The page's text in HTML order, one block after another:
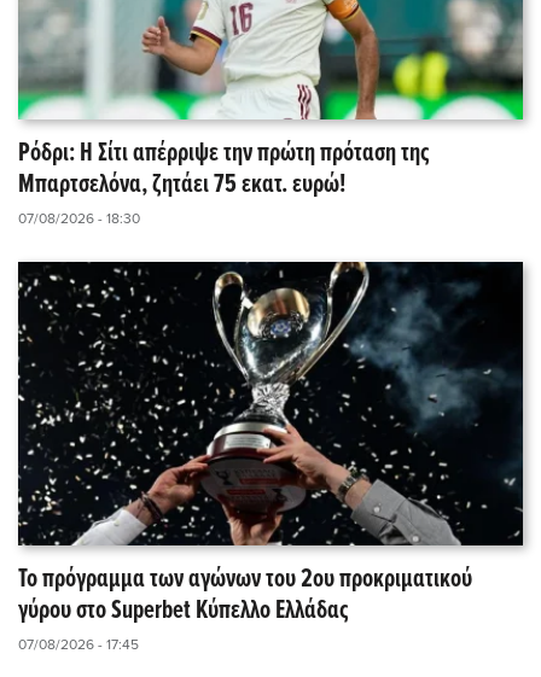
Ρόδρι: Η Σίτι απέρριψε την πρώτη πρόταση της
Μπαρτσελόνα, ζητάει 75 εκατ. ευρώ!
07/08/2026 - 18:30
Το πρόγραμμα των αγώνων του 2ου προκριματικού
γύρου στο Superbet Κύπελλο Ελλάδας
07/08/2026 - 17:45